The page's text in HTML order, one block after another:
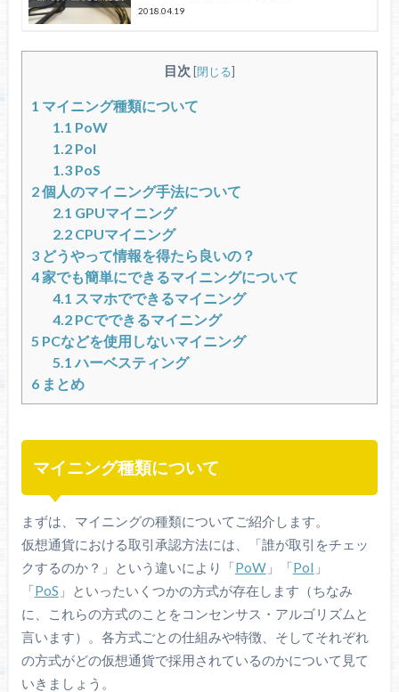
2018.04.19
目次 [閉じる]
1 マイニング種類について
1.1 PoW
1.2PoI
1.3PoS
2個人のマイニング手法について
2.1 GPUマイニング
2.2CPUマイニング
3どうやって情報を得たら良いの？
4家でも簡単にできるマイニングについて
4.1 スマホでできるマイニング
4.2PCでできるマイニング
5 PCなどを使用しないマイニング
5.1 ハーベスティング
6まとめ
マイニング種類について
まずは、マイニングの種類についてご紹介します。
仮想通貨における取引承認方法には、「誰が取引をチェッ
クするのか？」という違いにより「PoW」「PoI 」
「PoS 」といったいくつかの方式が存在します（ちなみ
に、これらの方式のことをコンセンサス・アルゴリズムと
言います）。各方式ごとの仕組みや特徴、そしてそれぞれ
の方式がどの仮想通貨で採用されているのかについて見て
いきましょう。